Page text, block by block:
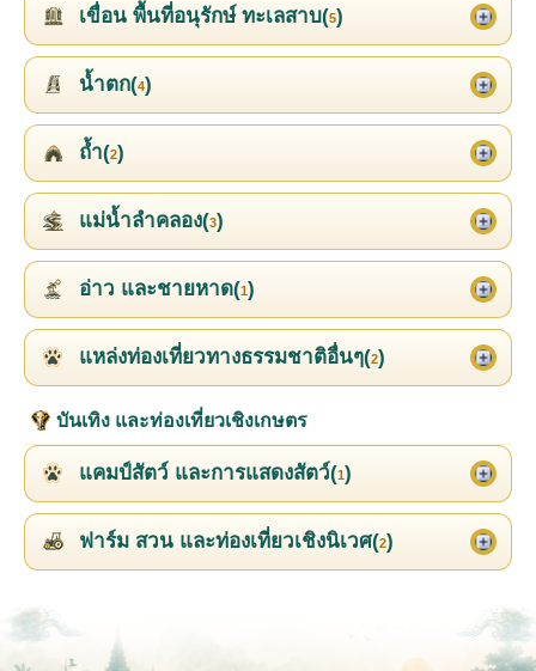
เขื่อน พื้นที่อนุรักษ์ ทะเลสาบ(5)
น้ำตก(4)
ถ้ำ(2)
แม่น้ำลำคลอง(3)
อ่าว และชายหาด(1)
แหล่งท่องเที่ยวทางธรรมชาติอื่นๆ(2)
บันเทิง และท่องเที่ยวเชิงเกษตร
แคมป์สัตว์ และการแสดงสัตว์(1)
ฟาร์ม สวน และท่องเที่ยวเชิงนิเวศ(2)